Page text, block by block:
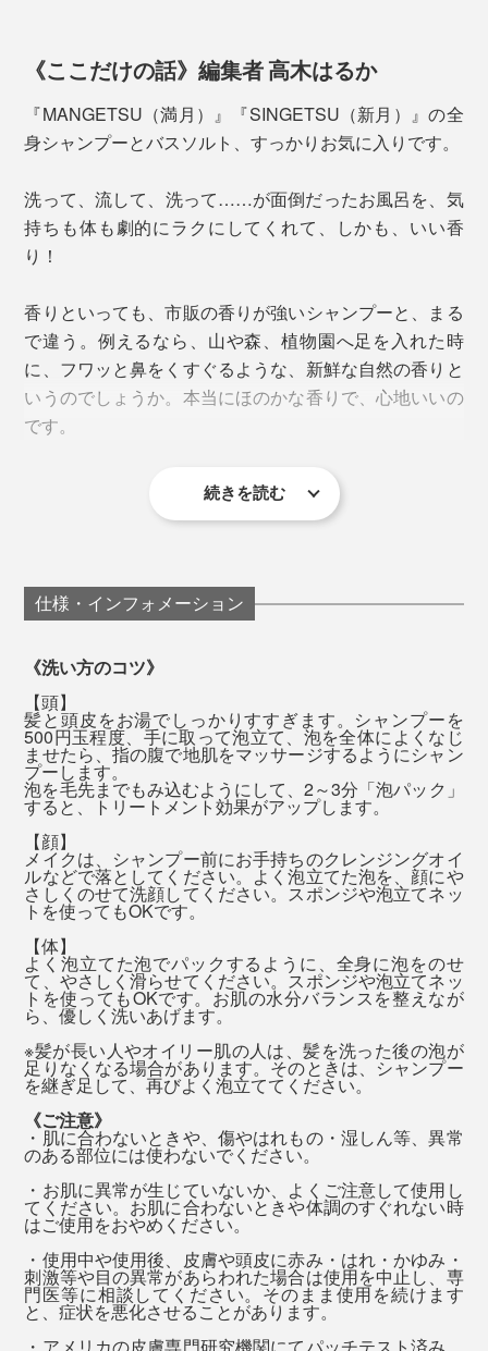
監修によるもの。
高橋氏は、東京・吉祥寺で20年以上続いている老舗のア
ロマテラピースクール セリストの校長で、公益社団法
人 日本アロマ環境協会を設立した、アロマの先駆者で
高橋氏によると、『MANGETSU（満月）』は、心身を
ほんのり甘いオレンジやゼラニウム、落ち着いたラベン
ダーやパチュリを中心に、天然のオイルをブレンドして
います。
『SINGETSU（新月）』は、新しい始まり、リフレッシ
ュをイメージした香り。
爽やかなレモンやペパーミント、樹木を思わせるジュニ
パーを中心に、こちらも天然オイルをブレンドしていま
す。
香りを感じる嗅覚は、私たちの五感で唯一、感情や記憶
をコントロールする、脳の大脳辺縁系へ直接伝わりま
使い方はカンタン、まさに全身丸洗い。
『MANGETSU（満月）』または『SINGETSU（新
月）』のどちらかを、手のひらに出して、水を含ませて
から泡立ててください。
見た目は透明、目立った香りもない、ごく普通のシャン
プーですが、あっという間にキメ細かい、モチモチ泡の
できあがり。
まずは、いつものように頭を洗います。指でマッサージ
するように洗っていると、ますます泡立ってきて、しか
も、その泡がヘタりにくいことを実感するはずです。
シャンプー後はすぐに流さないで、そのまま髪を「泡パ
ック」するのがオススメ（2分以上）。その間に、残り
洗ってください。
※髪が長い人やオイリー肌の人は、髪を洗った後の泡が足りなくなる場合がありま
す。そのときは、シャンプーを継ぎ足して、再びよく泡立ててください。
『MANGETSU（満月）』はピンクソルトを、
『SINGETSU（新月）』はクリスタルソルトを。
どちらも、ナトリウム・カルシウム・鉄・リン・マグネ
シウム・カリウム・亜鉛・ケイ素・イオウといった、10
入浴時に、『MANGETSU（満月）』または
い。ハーブの香りが一瞬フワッと広がって、だんだん落
天然岩塩は溶けやすく、岩塩といっしょに、
『MANGETSU（満月）』『SINGETSU（新月）』の香
りも溶けていくので、バスソルトは、湯船に入る直前に
入れることをおすすめします。
38～40℃のややぬるめのお湯に、15～20分ほど、ゆっ
くり浸かりましょう。浸かった後は、シャワーで流さず
に、そのまま上がってください（バスソルトの香りは、
ほとんど残りません）
《ここだけの話》編集者 高木はるか
『MANGETSU（満月）』『SINGETSU（新月）』の全
身シャンプーとバスソルト、すっかりお気に入りです。
洗って、流して、洗って……が面倒だったお風呂を、気
持ちも体も劇的にラクにしてくれて、しかも、いい香
り！
香りといっても、市販の香りが強いシャンプーと、まる
で違う。例えるなら、山や森、植物園へ足を入れた時
に、フワッと鼻をくすぐるような、新鮮な自然の香りと
いうのでしょうか。本当にほのかな香りで、心地いいの
です。
『MANGETSU（満月）』はやや甘めの香り、
全身シャンプーは、豊かな泡で、頭からつま先までを包
むように洗って、一気に流すと、髪も肌もしっとり。そ
の頃には、もう香りは落ち着いて、ほとんど感じませ
ん。
流した後は、肌が滑るような、ぬめりが残りますが、大
丈夫。タオルで拭いた後は落ち着いて、「お風呂上がり
のしっとり感」が長く続くように感じます。
バスソルトは、袋を開けると、フワッと香りが広がっ
て、いい気持ち。
湯船に入れると、香りも溶けていって、ほとんど感じな
くなりますが、ミネラル豊富なお湯のおかげでしょう、
ぬるめのお湯でも、体がよく温まります。
実は、MONOCOの原稿の〆切日は、忙しさと疲れで、
『MANGETSU（満月）』『SINGETSU（新月）』を使
うようになってからは、忙しくても、夜のうちにお風呂
へ入るようになりました！
香りを感じると、山や公園で自然に触れた時の記憶や心
地よさを思い出して、それまでの仕事から意識が“離れ
る”からでしょうか。
続きを読む
仕様・インフォメーション
《洗い方のコツ》
【頭】
髪と頭皮をお湯でしっかりすすぎます。シャンプーを
500円玉程度、手に取って泡立て、泡を全体によくなじ
ませたら、指の腹で地肌をマッサージするようにシャン
プーします。
泡を毛先までもみ込むようにして、2～3分「泡パック」
すると、トリートメント効果がアップします。
【顔】
メイクは、シャンプー前にお手持ちのクレンジングオイ
ルなどで落としてください。よく泡立てた泡を、顔にや
さしくのせて洗顔してください。スポンジや泡立てネッ
トを使ってもOKです。
【体】
よく泡立てた泡でパックするように、全身に泡をのせ
て、やさしく滑らせてください。スポンジや泡立てネッ
トを使ってもOKです。お肌の水分バランスを整えなが
ら、優しく洗いあげます。
※髪が長い人やオイリー肌の人は、髪を洗った後の泡が
足りなくなる場合があります。そのときは、シャンプー
を継ぎ足して、再びよく泡立ててください。
《ご注意》
・肌に合わないときや、傷やはれもの・湿しん等、異常
のある部位には使わないでください。
・お肌に異常が生じていないか、よくご注意して使用し
てください。お肌に合わないときや体調のすぐれない時
はご使用をおやめください。
・使用中や使用後、皮膚や頭皮に赤み・はれ・かゆみ・
刺激等や目の異常があらわれた場合は使用を中止し、専
門医等に相談してください。そのまま使用を続けます
と、症状を悪化させることがあります。
・アメリカの皮膚専門研究機関にてパッチテスト済み。